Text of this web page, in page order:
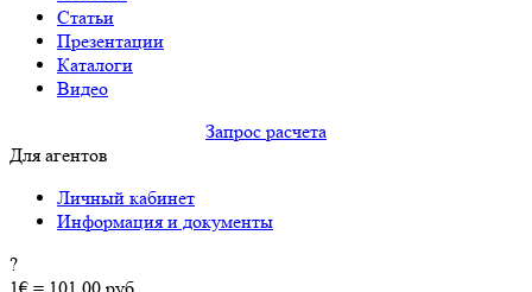
Статьи
Презентации
Каталоги
Видео
Запрос расчета
Для агентов
Личный кабинет
Информация и документы
?